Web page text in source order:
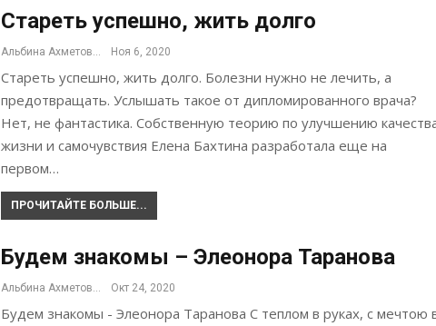
Стареть успешно, жить долго
Альбина Ахметова Ноя 6, 2020
Стареть успешно, жить долго. Болезни нужно не лечить, а
предотвращать. Услышать такое от дипломированного врача?
Нет, не фантастика. Собственную теорию по улучшению
жизни и самочувствия Елена Бахтина разработала еще на
первом…
ПРОЧИТАЙТЕ БОЛЬШЕ...
Будем знакомы – Элеонора Таранова
Альбина Ахметова Окт 24, 2020
Будем знакомы - Элеонора Таранова С теплом в руках, с мечтою